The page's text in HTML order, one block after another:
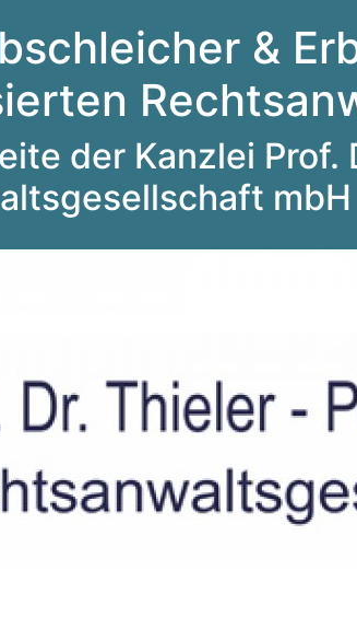
&
der Kanzlei Prof.
mbH